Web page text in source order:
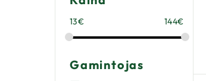
13€ 144€
Gamintojas